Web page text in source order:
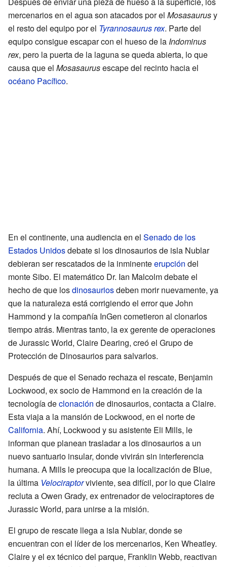
mercenarios en el agua son atacados por el Mosasaurusy
el resto del equipo por el Tyrannosaurus rex. Parte del
equipo consigue escapar con el hueso de la Indominus
rex, pero la puerta de la laguna se queda abierta, lo que
causa que el Mosasaurusescape del recinto hacia el
océano Pacífico.
En el continente, una audiencia en el Senado de los
Estados Unidosdebate si los dinosaurios de isla Nublar
debieran ser rescatados de la inminenteerupción del
monte Sibo. El matemático Dr. Ian Malcolm debate el
hecho de que losdinosauriosdeben morir nuevamente, ya
que la naturaleza está corrigiendo el error que John
Hammond y la compañía InGen cometieron al clonarlos
tiempo atrás. Mientras tanto, la ex gerente de operaciones
de Jurassic World, Claire Dearing, creó el Grupo de
Protección de Dinosaurios para salvarlos.
Después de que el Senado rechaza el rescate, Benjamin
Lockwood, ex socio de Hammond en la creación de la
tecnología declonación de dinosaurios, contacta a Claire.
Esta viaja a la mansión de Lockwood, en el norte de
California. Ahí, Lockwood y su asistente Eli Mills, le
informan que planean trasladar a los dinosaurios a un
nuevo santuario insular, donde vivirán sin interferencia
humana. A Mills le preocupa que la localización de Blue,
la última Velociraptorviviente, sea difícil, por lo que Claire
recluta a Owen Grady, ex entrenador de velociraptores de
Jurassic World, para unirse a la misión.
El grupo de rescate llega a isla Nublar, donde se
encuentran con el líder de los mercenarios, Ken Wheatley.
Claire y el ex técnico del parque, Franklin Webb, reactivan